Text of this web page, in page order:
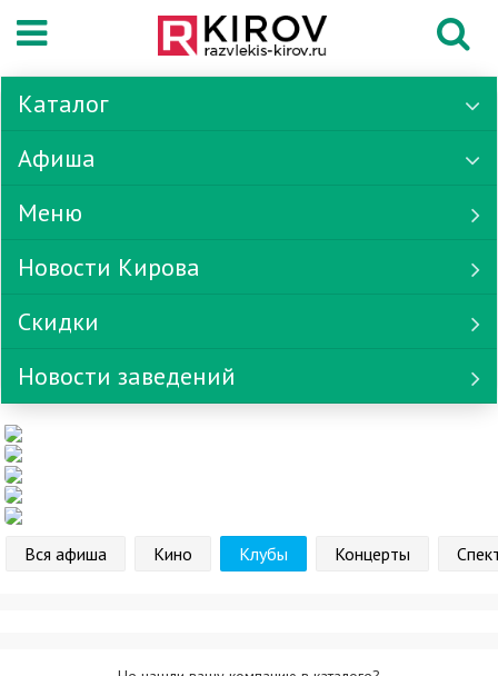
Каталог
Афиша
Меню
Новости Кирова
Скидки
Новости заведений
Вся афиша Кино Клубы Концерты